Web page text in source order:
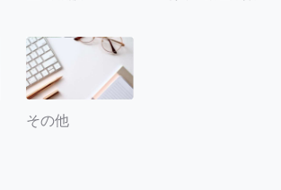
その他